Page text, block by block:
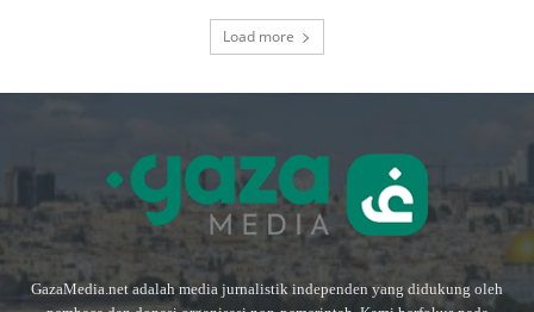
Load more
GazaMedia.net adalah media jurnalistik independen yang didukung oleh